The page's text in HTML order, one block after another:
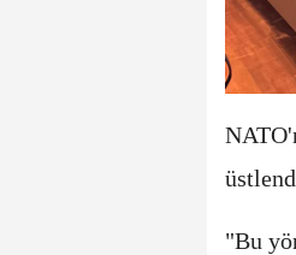
"Bu